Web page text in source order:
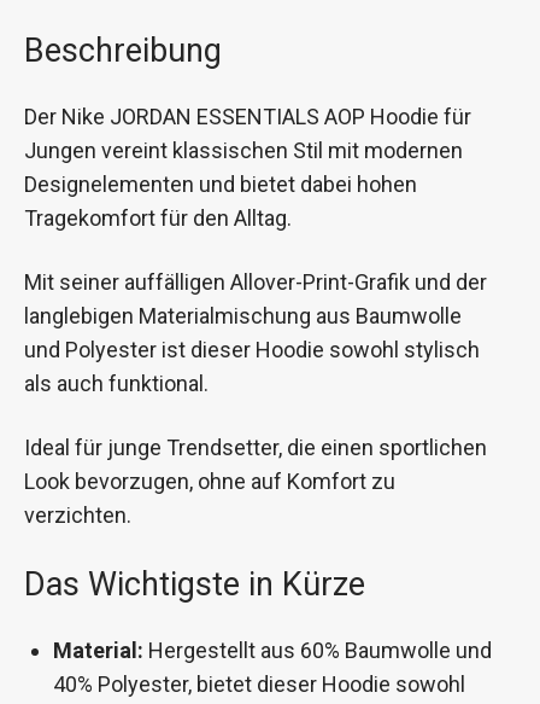
Beschreibung
Der Nike JORDAN ESSENTIALS AOP Hoodie für
Jungen vereint klassischen Stil mit modernen
Designelementen und bietet dabei hohen
Tragekomfort für den Alltag.
Mit seiner auffälligen Allover-Print-Grafik und der
langlebigen Materialmischung aus Baumwolle
und Polyester ist dieser Hoodie sowohl stylisch
als auch funktional.
Ideal für junge Trendsetter, die einen sportlichen
Look bevorzugen, ohne auf Komfort zu
verzichten.
Das Wichtigste in Kürze
Material: Hergestellt aus 60% Baumwolle und
40% Polyester, bietet dieser Hoodie sowohl